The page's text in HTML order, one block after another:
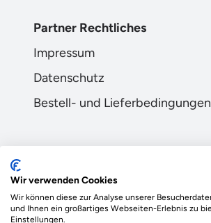
Partner Rechtliches
Impressum
Datenschutz
Bestell- und
Das Ökosystem für beste
Wir verwenden Cookies
Wir können diese zur Analyse unserer
und Ihnen ein großartiges Webseiten-Erlebnis zu
Einstellungen.